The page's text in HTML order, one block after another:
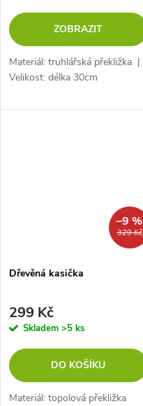
ZOBRAZIT
Materiál: truhlářská překližka |
Velikost: délka 30cm
329 Kč
–9 %
Dřevěná kasička
299 Kč
Skladem >5 ks
DO KOŠÍKU
Materiál: topolová překližka